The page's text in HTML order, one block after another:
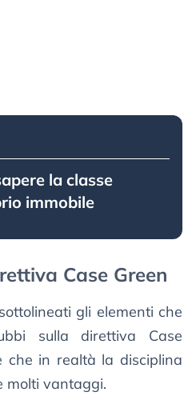
la classe
immobile
Case Green
gli elementi che
sulla direttiva Case
che in realtà la disciplina
molti vantaggi.